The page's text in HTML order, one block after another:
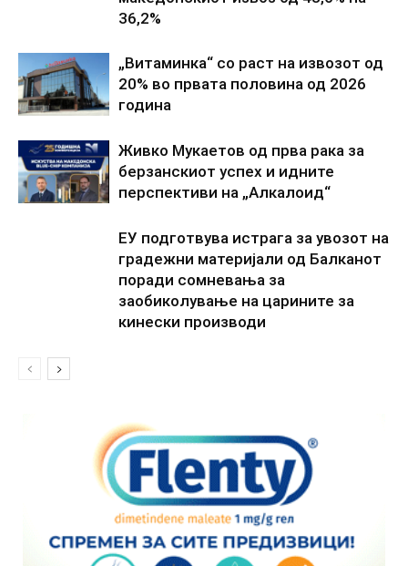
36,2%
„Витаминка“ со раст на извозот од
20% во првата половина од 2026
година
Живко Мукаетов од прва рака за
берзанскиот успех и идните
перспективи на „Алкалоид“
ЕУ подготвува истрага за увозот на
градежни материјали од Балканот
поради сомневања за
заобиколување на царините за
кинески производи